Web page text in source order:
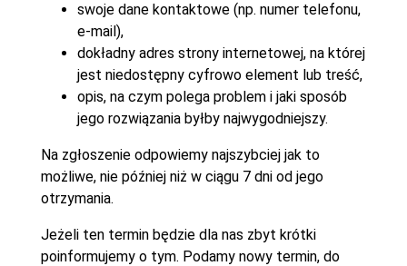
swoje dane kontaktowe (np. numer telefonu,
e-mail),
dokładny adres strony internetowej, na której
jest niedostępny cyfrowo element lub treść,
opis, na czym polega problem i jaki sposób
jego rozwiązania byłby najwygodniejszy.
Na zgłoszenie odpowiemy najszybciej jak to
możliwe, nie później niż w ciągu 7 dni od jego
otrzymania.
Jeżeli ten termin będzie dla nas zbyt krótki
poinformujemy o tym. Podamy nowy termin, do